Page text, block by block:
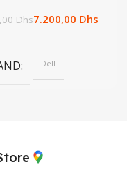
Dhs7.200,00 Dhs
Dell